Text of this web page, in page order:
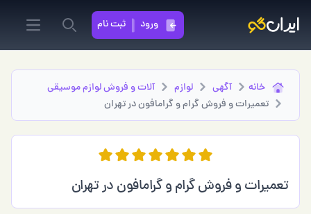
ورود
ثبت نام
menu
خانه آگهی لوازم
آلات و فروش لوازم موسیقی
تعمیرات و فروش گرام و گرامافون در تهران
تعمیرات و فروش گرام و گرامافون در تهران